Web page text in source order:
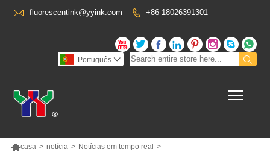
 fluorescentink@yyink.com  +86-18026391301
      


Português 
casa > notícia > Notícias em tempo real >